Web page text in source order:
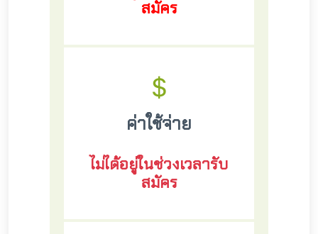
สมัคร
ค่าใช้จ่าย
ไม่ได้อยู่ในช่วงเวลารับ
สมัคร